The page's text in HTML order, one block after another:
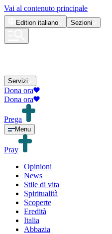
Vai al contenuto principale
Edition italiano Sezioni
Servizi
Dona ora
Dona ora
Prega
Menu
Pray
Opinioni
News
Stile di vita
Spiritualità
Scoperte
Eredità
Italia
Abbazia